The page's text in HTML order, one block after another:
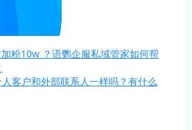
粉10w ？语鹦企服私域管家如何帮
客户和外部联系人一样吗？有什么